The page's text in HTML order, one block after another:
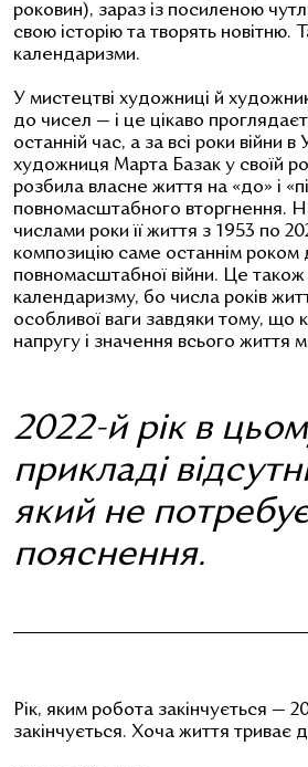
роковин), зараз із посиленою
свою історію та творять новітню.
календаризми.
У мистецтві художниці й
до чисел — і це цікаво
останній час, а за всі роки війни в
художниця Марта Базак у своїй
розбила власне життя на «до» і
повномасштабного вторгнення.
числами роки її життя з 1953 по
композицію саме останнім роком
повномасштабної війни. Це
календаризму, бо числа років
особливої ваги завдяки тому, що
напругу і значення всього життя
2022-й рік в
прикладі
який не
пояснення.
Рік, яким робота закінчується —
закінчується. Хоча життя триває